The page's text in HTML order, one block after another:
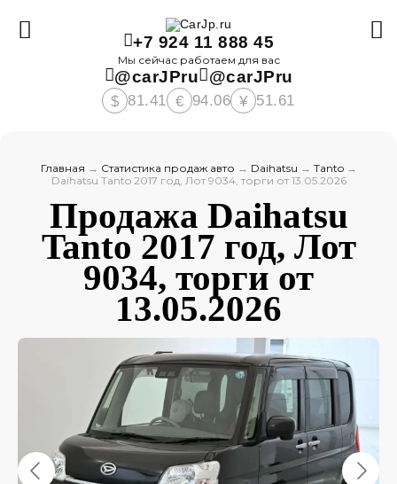
+7 924 11 888 45
Мы сейчас работаем для вас
@carJPru @carJPru
$ 81.41 € 94.06 ¥ 51.61
Главная → Статистика продаж авто → Daihatsu → Tanto →
Daihatsu Tanto 2017 год, Лот 9034, торги от 13.05.2026
Продажа Daihatsu
Tanto 2017 год, Лот
9034, торги от
13.05.2026